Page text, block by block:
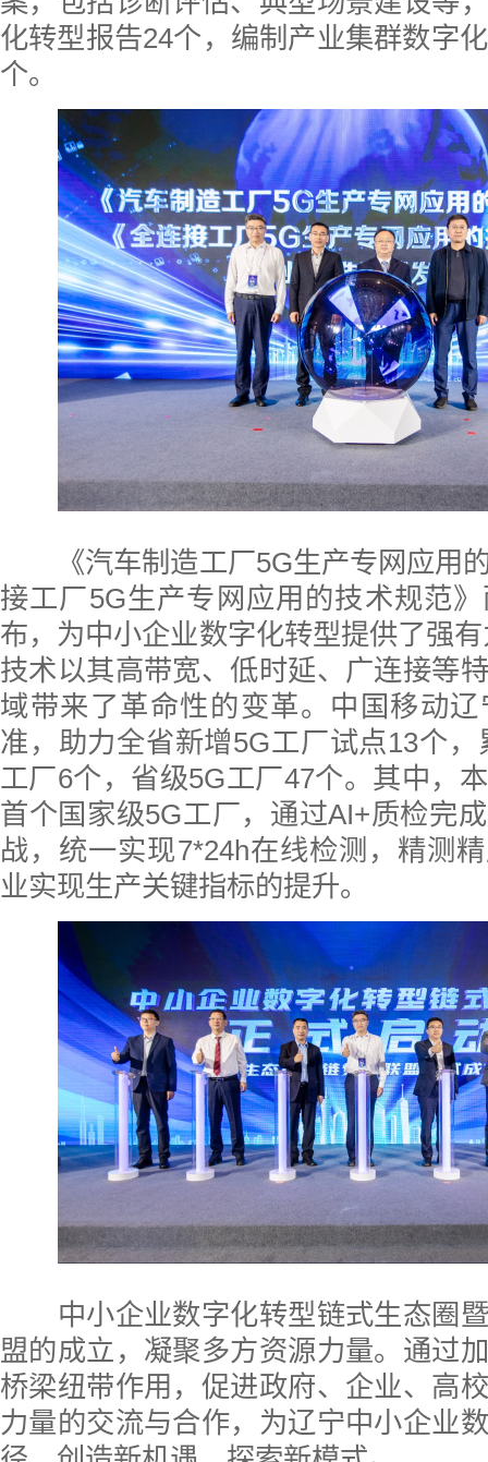
化转型报告24个，编制产业集群数字
个。
《汽车制造工厂5G生产专网应用
接工厂5G生产专网应用的技术规范
布，为中小企业数字化转型提供了强
技术以其高带宽、低时延、广连接等
域带来了革命性的变革。中国移动
准，助力全省新增5G工厂试点13个
工厂6个，省级5G工厂47个。其中，
首个国家级5G工厂，通过AI+质检完
战，统一实现7*24h在线检测，精测
业实现生产关键指标的提升。
中小企业数字化转型链式生态圈暨
盟的成立，凝聚多方资源力量。通过
桥梁纽带作用，促进政府、企业、高
力量的交流与合作，为辽宁中小企业